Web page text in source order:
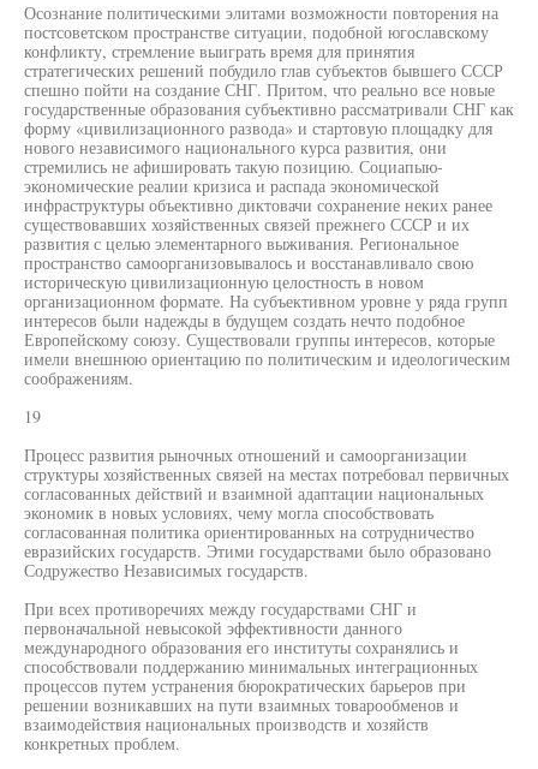
Осознание политическими элитами возможности повторения на
постсоветском пространстве ситуации, подобной югославскому
конфликту, стремление выиграть время для принятия
стратегических решений побудило глав субъектов бывшего СССР
спешно пойти на создание СНГ. Притом, что реально все новые
государственные образования субъективно рассматривали СНГ как
форму «цивилизационного развода» и стартовую площадку для
нового независимого национального курса развития, они
стремились не афишировать такую позицию. Социапыю-
экономические реалии кризиса и распада экономической
инфраструктуры объективно диктовачи сохранение неких ранее
существовавших хозяйственных связей прежнего СССР и их
развития с целью элементарного выживания. Региональное
пространство самоорганизовывалось и восстанавливало свою
историческую цивилизационную целостность в новом
организационном формате. На субъективном уровне у ряда групп
интересов были надежды в будущем создать нечто подобное
Европейскому союзу. Существовали группы интересов, которые
имели внешнюю ориентацию по политическим и идеологическим
соображениям.
19
Процесс развития рыночных отношений и самоорганизации
структуры хозяйственных связей на местах потребовал первичных
согласованных действий и взаимной адаптации национальных
экономик в новых условиях, чему могла способствовать
согласованная политика ориентированных на сотрудничество
евразийских государств. Этими государствами было образовано
Содружество Независимых государств.
При всех противоречиях между государствами СНГ и
первоначальной невысокой эффективности данного
международного образования его институты сохранялись и
способствовали поддержанию минимальных интеграционных
процессов путем устранения бюрократических барьеров при
решении возникавших на пути взаимных товарообменов и
взаимодействия национальных производств и хозяйств
конкретных проблем.